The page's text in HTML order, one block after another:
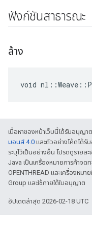
ฟังก์ชันสาธารณะ
ล้าง
void
เนื้อหาของหน้าเว็บนี้ได้รับอนุญา
มอนส์ 4.0 และตัวอย่างโค้ดได้รั
ระบุไว้เป็นอย่างอื่น โปรดดูรายละ
Java เป็นเครื่องหมายการค้าจด
OPENTHREAD และเครื่องหม
Group และใช้ภายใต้ใบอนุญาต
อัปเดตล่าสุด 2026-02-18 UTC